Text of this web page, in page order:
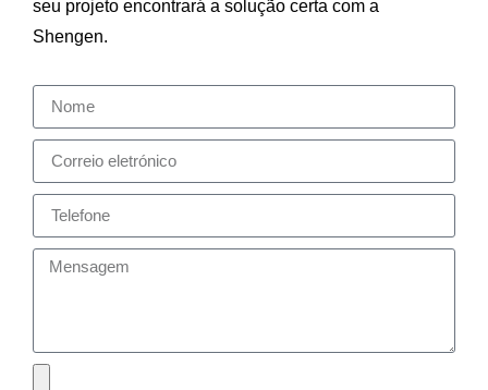
seu projeto encontrará a solução certa com a
Shengen.